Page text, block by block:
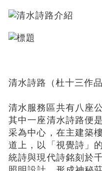
清水詩路（杜十三作
清水服務區共有八座
其中一座清水詩路便
采為中心，在主建築
道上，以「視覺詩」
統詩與現代詩銘刻於